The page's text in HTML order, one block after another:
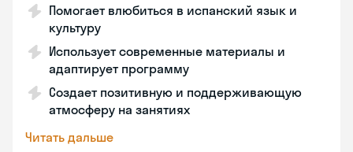
Помогает влюбиться в испанский язык и
культуру
Использует современные материалы и
адаптирует программу
Создает позитивную и поддерживающую
атмосферу на занятиях
Читать дальше